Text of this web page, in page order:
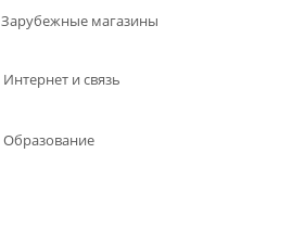
Зарубежные магазины
Интернет и связь
Образование